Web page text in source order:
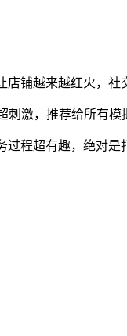
铺越来越红火，
刺激，推荐给所有模
过程超有趣，绝对是